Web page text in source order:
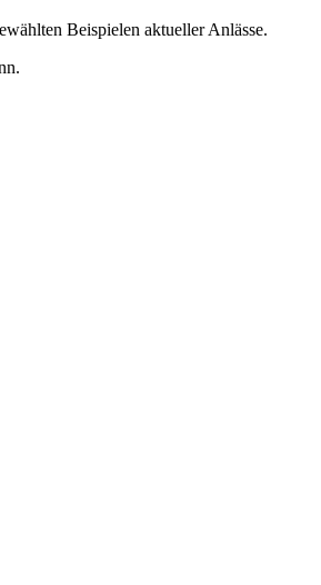
Beispielen aktueller Anlässe.